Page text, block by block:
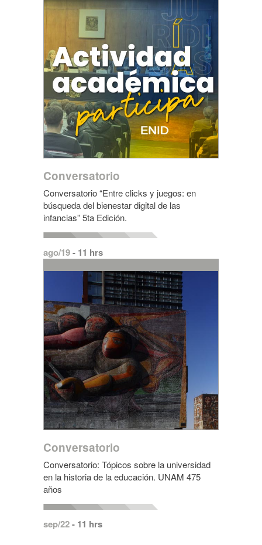
Conversatorio
Conversatorio “Entre clicks y juegos: en
búsqueda del bienestar digital de las
infancias” 5ta Edición.
ago/19- 11 hrs
Conversatorio
Conversatorio: Tópicos sobre la universidad
en la historia de la educación. UNAM 475
años
sep/22- 11 hrs